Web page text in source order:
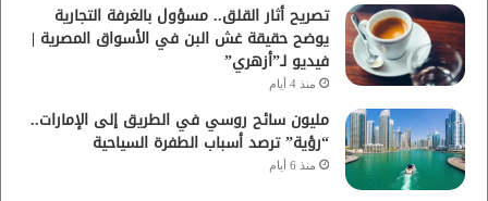
تصريح أثار القلق.. مسؤول بالغرفة التجارية
يوضح حقيقة غش البن في الأسواق المصرية |
فيديو لـ”أزهري”
منذ 4 أيام
مليون سائح روسي في الطريق إلى الإمارات..
“رؤية” ترصد أسباب الطفرة السياحية
منذ 6 أيام